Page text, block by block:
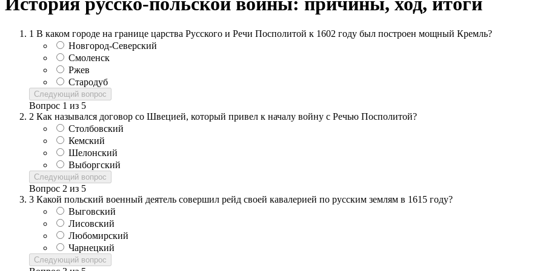
1 В каком городе на границе царства Русского и Речи Посполитой к 1602 году был построен мощный Кремль?
Новгород-Северский
Смоленск
Ржев
Стародуб
Следующий вопрос
Вопрос 1 из 5
2 Как назывался договор со Швецией, который привел к началу войну с Речью Посполитой?
Столбовский
Кемский
Шелонский
Выборгский
Следующий вопрос
Вопрос 2 из 5
3 Какой польский военный деятель совершил рейд своей кавалерией по русским землям в 1615 году?
Выговский
Лисовский
Любомирский
Чарнецкий
Следующий вопрос